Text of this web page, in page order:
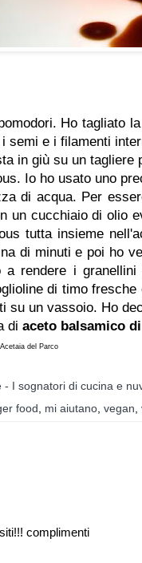
Ho tagliato
semi e i filamenti
in giù su un tagliere
Io ho usato uno
di acqua. Per
un cucchiaio di olio
tutta insieme
di minuti e poi ho
rendere i
di timo
su un vassoio. Ho
di aceto balsamico
del Parco
- I sognatori di cucina e
food mi aiutano vegan
complimenti